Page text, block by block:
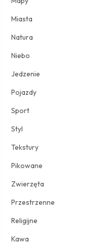
Miasta
Natura
Niebo
Jedzenie
Pojazdy
Sport
Styl
Tekstury
Pikowane
Zwierzęta
Przestrzenne
Religijne
Kawa